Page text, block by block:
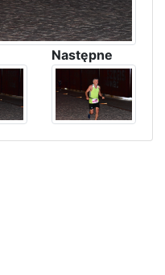
Następne